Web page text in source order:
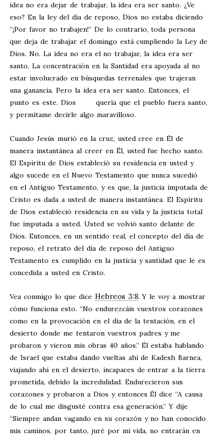
idea no era dejar de trabajar, la idea era ser santo. ¿Ve
eso? En la ley del día de reposo, Dios no estaba diciendo
“¡Por favor no trabajen!” De lo contrario, toda persona
que deja de trabajar el domingo está cumpliendo la Ley de
Dios. No. La idea no era el no trabajar, la idea era ser
santo. La concentración en la Santidad era apoyada al no
estar involucrado en búsquedas terrenales que trajeran
una ganancia. Pero la idea era ser santo. Entonces, el
punto es este. Dios quería que el pueblo fuera santo,
y permítame decirle algo maravilloso.
Cuando Jesús murió en la cruz, usted cree en Él de
manera instantánea al creer en Él, usted fue hecho santo.
El Espíritu de Dios estableció su residencia en usted y
algo sucede en el Nuevo Testamento que nunca sucedió
en el Antiguo Testamento, y es que, la justicia imputada de
Cristo es dada a usted de manera instantánea. El Espíritu
de Dios estableció residencia en su vida y la justicia total
fue imputada a usted. Usted se volvió santo delante de
Dios. Entonces, en un sentido real, el concepto del día de
reposo, el retrato del día de reposo del Antiguo
Testamento es cumplido en la justicia y santidad que le es
concedida a usted en Cristo.
Vea conmigo lo que dice Hebreos 3:8. Y le voy a mostrar
cómo funciona esto. “No endurezcáis vuestros corazones
como en la provocación en el día de la tentación, en el
desierto donde me tentaron vuestros padres y me
probaron y vieron mis obras 40 años.” Él estaba hablando
de Israel que estaba dando vueltas ahí de Kadesh Barnea,
viajando ahí en el desierto, incapaces de entrar a la tierra
prometida, debido la incredulidad. Endurecieron sus
corazones y probaron a Dios y entonces Él dice “A causa
de lo cual me disgusté contra esa generación.” Y dije
“Siempre andan vagando en su corazón y no han conocido
mis caminos, por tanto, juré por mi vida, no entrarán en